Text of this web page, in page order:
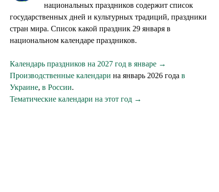
национальных праздников содержит список
государственных дней и культурных традиций, праздники
стран мира. Список какой праздник 29 января в
национальном календаре праздников.
Календарь праздников на 2027 год в январе →
Производственные календари на январь 2026 года в
Украине, в России.
Тематические календари на этот год →